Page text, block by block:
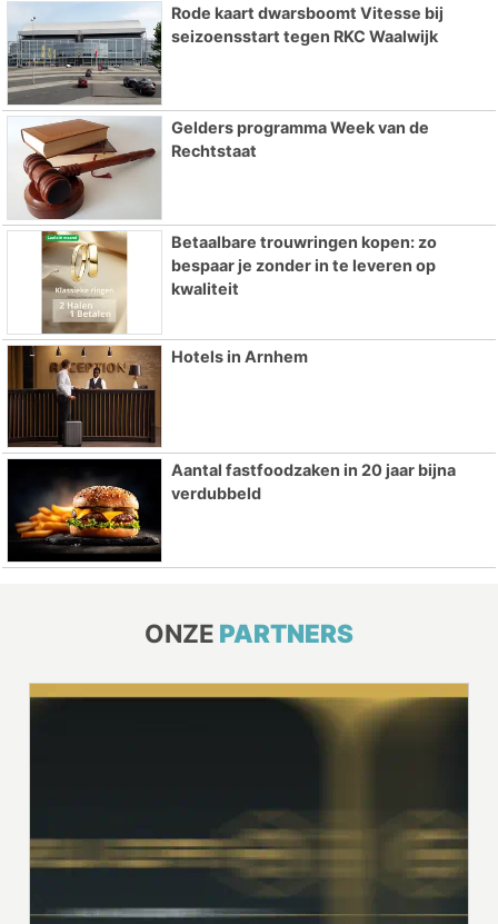
Rode kaart dwarsboomt Vitesse bij
seizoensstart tegen RKC Waalwijk
Gelders programma Week van de
Rechtstaat
Betaalbare trouwringen kopen: zo
bespaar je zonder in te leveren op
kwaliteit
Hotels in Arnhem
Aantal fastfoodzaken in 20 jaar bijna
verdubbeld
ONZE PARTNERS